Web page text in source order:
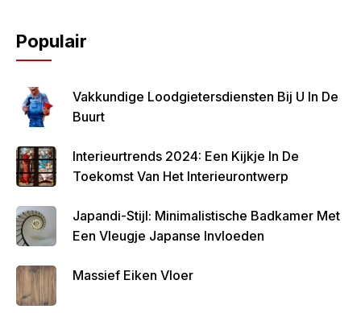
Populair
Vakkundige Loodgietersdiensten Bij U In De
Buurt
Interieurtrends 2024: Een Kijkje In De
Toekomst Van Het Interieurontwerp
Japandi-Stijl: Minimalistische Badkamer Met
Een Vleugje Japanse Invloeden
Massief Eiken Vloer